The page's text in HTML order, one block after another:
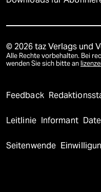
© 2026 taz Verlags und
Alle Rechte vorbehalten. Bei
wenden Sie sich bitte an
Feedback
Leitlinie Informant
Seitenwende